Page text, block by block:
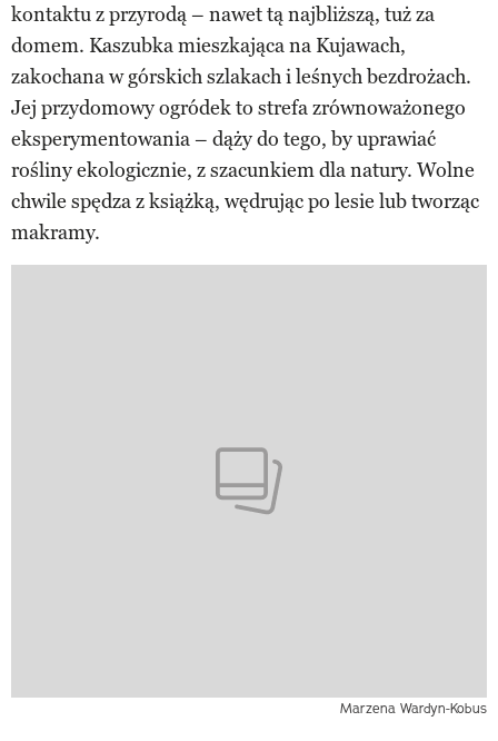
kontaktu z przyrodą – nawet tą najbliższą, tuż za
domem. Kaszubka mieszkająca na Kujawach,
zakochana w górskich szlakach i leśnych bezdrożach.
Jej przydomowy ogródek to strefa zrównoważonego
eksperymentowania – dąży do tego, by uprawiać
rośliny ekologicznie, z szacunkiem dla natury. Wolne
chwile spędza z książką, wędrując po lesie lub tworząc
makramy.
Marzena Wardyn-Kobus